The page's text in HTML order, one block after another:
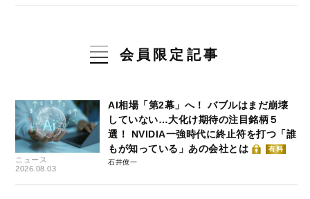
会員限定記事
ニュース
2026.08.03
AI相場「第2幕」へ！ バブルはまだ崩壊
していない…大化け期待の注目銘柄５
選！ NVIDIA一強時代に終止符を打つ「誰
もが知っている」あの会社とは
有料
石井僚一